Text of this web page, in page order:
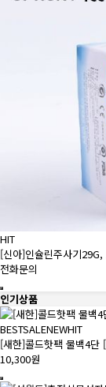
HIT
[신아]인슐린주사기
전화문의
인기상품
BESTSALENEWHIT
[새한]콜드핫팩 물백4단
10,300원